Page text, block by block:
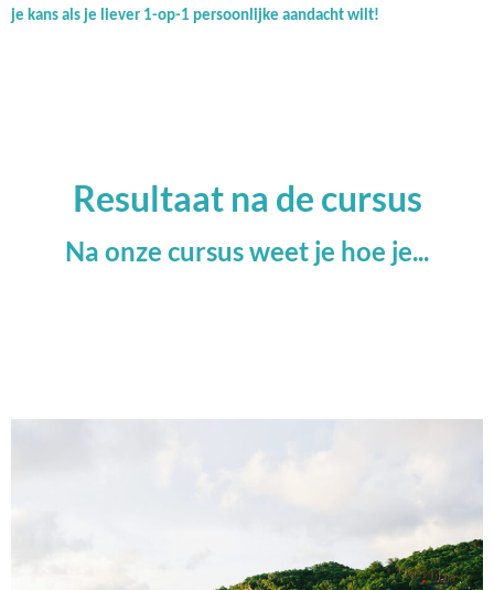
je kans als je liever 1-op-1 persoonlijke aandacht wilt!
Resultaat na de cursus
Na onze cursus weet je hoe je...